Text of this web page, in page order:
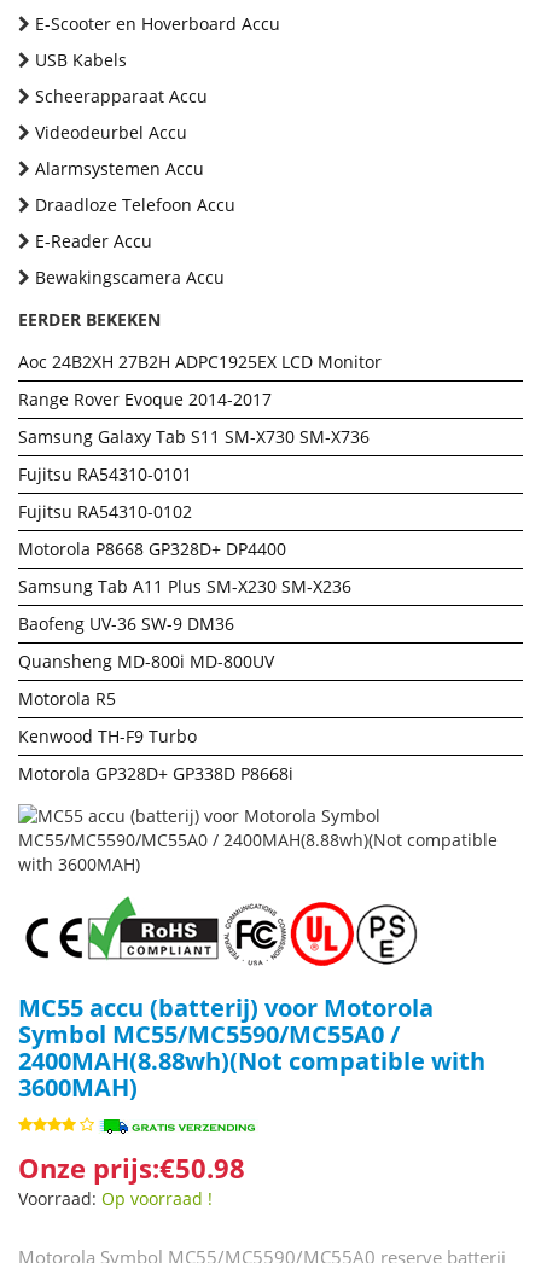
E-Scooter en Hoverboard Accu
USB Kabels
Scheerapparaat Accu
Videodeurbel Accu
Alarmsystemen Accu
Draadloze Telefoon Accu
E-Reader Accu
Bewakingscamera Accu
EERDER BEKEKEN
Aoc 24B2XH 27B2H ADPC1925EX LCD Monitor
Range Rover Evoque 2014-2017
Samsung Galaxy Tab S11 SM-X730 SM-X736
Fujitsu RA54310-0101
Fujitsu RA54310-0102
Motorola P8668 GP328D+ DP4400
Samsung Tab A11 Plus SM-X230 SM-X236
Baofeng UV-36 SW-9 DM36
Quansheng MD-800i MD-800UV
Motorola R5
Kenwood TH-F9 Turbo
Motorola GP328D+ GP338D P8668i
MC55 accu (batterij) voor Motorola
Symbol MC55/MC5590/MC55A0 /
2400MAH(8.88wh)(Not compatible with
3600MAH)
Onze prijs:€50.98
Voorraad: Op voorraad !
Motorola Symbol MC55/MC5590/MC55A0 reserve batterij